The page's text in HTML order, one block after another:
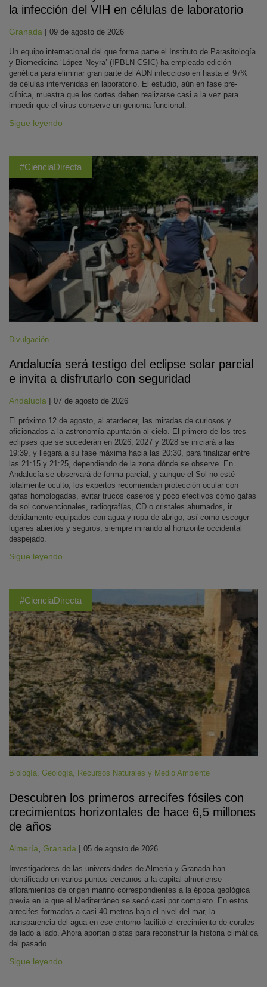
la infección del VIH en células de laboratorio
Granada | 09 de agosto de 2026
Un equipo internacional del que forma parte el Instituto de Parasitología
y Biomedicina ‘López-Neyra’ (IPBLN-CSIC) ha empleado edición
genética para eliminar gran parte del ADN infeccioso en hasta el 97%
de células intervenidas en laboratorio. El estudio, aún en fase pre-
clínica, muestra que los cortes deben realizarse casi a la vez para
impedir que el virus conserve un genoma funcional.
Sigue leyendo
#CienciaDirecta
Divulgación
Andalucía será testigo del eclipse solar parcial
e invita a disfrutarlo con seguridad
Andalucía | 07 de agosto de 2026
El próximo 12 de agosto, al atardecer, las miradas de curiosos y
aficionados a la astronomía apuntarán al cielo. El primero de los tres
eclipses que se sucederán en 2026, 2027 y 2028 se iniciará a las
19:39, y llegará a su fase máxima hacia las 20:30, para finalizar entre
las 21:15 y 21:25, dependiendo de la zona dónde se observe. En
Andalucía se observará de forma parcial, y aunque el Sol no esté
totalmente oculto, los expertos recomiendan protección ocular con
gafas homologadas, evitar trucos caseros y poco efectivos como gafas
de sol convencionales, radiografías, CD o cristales ahumados, ir
debidamente equipados con agua y ropa de abrigo, así como escoger
lugares abiertos y seguros, siempre mirando al horizonte occidental
despejado.
Sigue leyendo
#CienciaDirecta
Biología, Geología, Recursos Naturales y Medio Ambiente
Descubren los primeros arrecifes fósiles con
crecimientos horizontales de hace 6,5 millones
de años
Almería Granada | 05 de agosto de 2026
Investigadores de las universidades de Almería y Granada han
identificado en varios puntos cercanos a la capital almeriense
afloramientos de origen marino correspondientes a la época geológica
previa en la que el Mediterráneo se secó casi por completo. En estos
arrecifes formados a casi 40 metros bajo el nivel del mar, la
transparencia del agua en ese entorno facilitó el crecimiento de corales
de lado a lado. Ahora aportan pistas para reconstruir la historia climática
del pasado.
Sigue leyendo